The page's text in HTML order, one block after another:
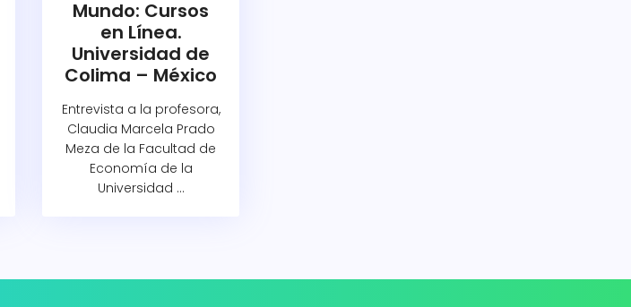
Mundo: Cursos
en Línea.
Universidad de
Colima – México
Entrevista a la profesora,
Claudia Marcela Prado
Meza de la Facultad de
Economía de la
Universidad ...